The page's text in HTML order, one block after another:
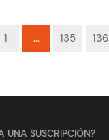
1 ... 135 136
UNA SUSCRIPCIÓN?